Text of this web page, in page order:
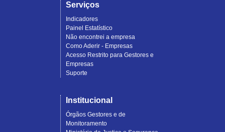
Serviços
Indicadores
Painel Estatístico
Não encontrei a empresa
Como Aderir - Empresas
Acesso Restrito para Gestores e
Empresas
Suporte
Institucional
Órgãos Gestores e de
Monitoramento